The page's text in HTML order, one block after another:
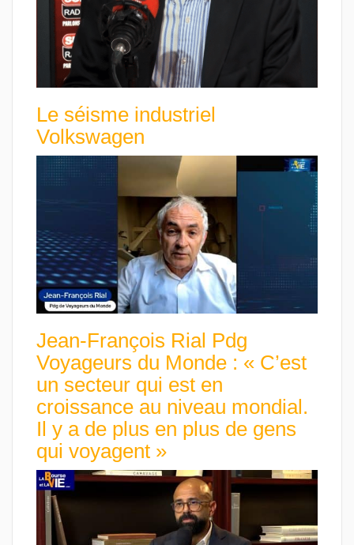
Le séisme industriel
Volkswagen
Jean-François Rial Pdg
Voyageurs du Monde : « C’est
un secteur qui est en
croissance au niveau mondial.
Il y a de plus en plus de gens
qui voyagent »